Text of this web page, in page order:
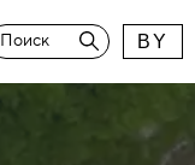
Поиск BY